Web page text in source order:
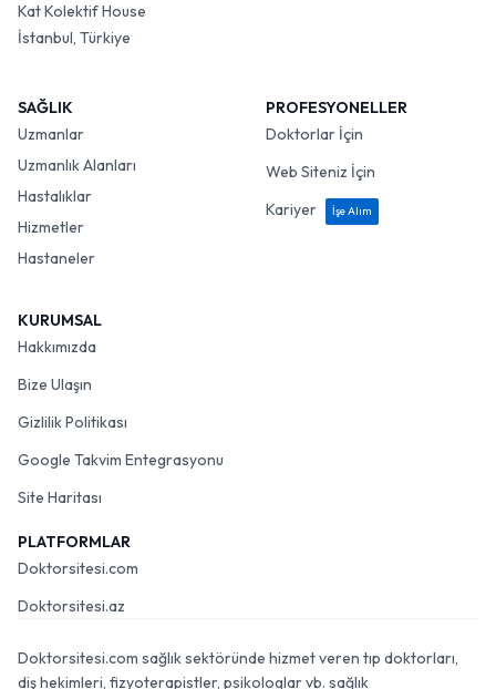
Kat Kolektif House
İstanbul, Türkiye
SAĞLIK
Uzmanlar
Uzmanlık Alanları
Hastalıklar
Hizmetler
Hastaneler
PROFESYONELLER
Doktorlar İçin
Web Siteniz İçin
Kariyer
İşe Alım
KURUMSAL
Hakkımızda
Bize Ulaşın
Gizlilik Politikası
Google Takvim Entegrasyonu
Site Haritası
PLATFORMLAR
Doktorsitesi.com
Doktorsitesi.az
Doktorsitesi.com sağlık sektöründe hizmet veren tıp doktorları,
diş hekimleri, fizyoterapistler, psikologlar vb. sağlık